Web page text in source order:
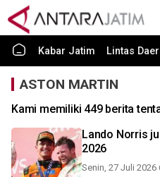
Kabar Jatim Lintas
ASTON MARTIN
Kami memiliki 449 berita
Lando Norris
2026
Senin, 27 Juli 2026